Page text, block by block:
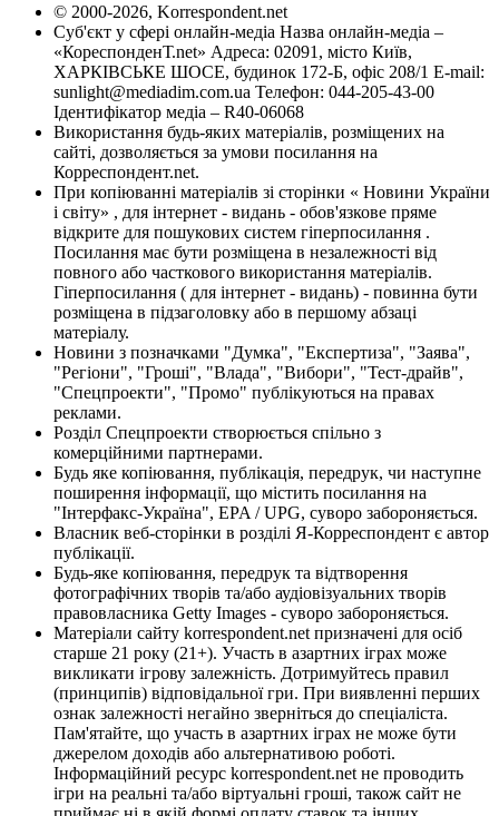
© 2000-2026, Korrespondent.net
Суб'єкт у сфері онлайн-медіа Назва онлайн-медіа –
«КореспонденТ.net» Адреса: 02091, місто Київ,
ХАРКІВСЬКЕ ШОСЕ, будинок 172-Б, офіс 208/1 E-mail:
sunlight@mediadim.com.ua Телефон: 044-205-43-00
Ідентифікатор медіа – R40-06068
Використання будь-яких матеріалів, розміщених на
сайті, дозволяється за умови посилання на
Корреспондент.net.
При копіюванні матеріалів зі сторінки « Новини України
і світу» , для інтернет - видань - обов'язкове пряме
відкрите для пошукових систем гіперпосилання .
Посилання має бути розміщена в незалежності від
повного або часткового використання матеріалів.
Гіперпосилання ( для інтернет - видань) - повинна бути
розміщена в підзаголовку або в першому абзаці
матеріалу.
Новини з позначками "Думка", "Експертиза", "Заява",
"Регіони", "Гроші", "Влада", "Вибори", "Тест-драйв",
"Спецпроекти", "Промо" публікуються на правах
реклами.
Розділ Спецпроекти створюється спільно з
комерційними партнерами.
Будь яке копіювання, публікація, передрук, чи наступне
поширення інформації, що містить посилання на
"Інтерфакс-Україна", EPA / UPG, суворо забороняється.
Власник веб-сторінки в розділі Я-Корреспондент є автор
публікації.
Будь-яке копіювання, передрук та відтворення
фотографічних творів та/або аудіовізуальних творів
правовласника Getty Images - суворо забороняється.
Матеріали сайту korrespondent.net призначені для осіб
старше 21 року (21+). Участь в азартних іграх може
викликати ігрову залежність. Дотримуйтесь правил
(принципів) відповідальної гри. При виявленні перших
ознак залежності негайно зверніться до спеціаліста.
Пам'ятайте, що участь в азартних іграх не може бути
джерелом доходів або альтернативою роботі.
Інформаційний ресурс korrespondent.net не проводить
ігри на реальні та/або віртуальні гроші, також сайт не